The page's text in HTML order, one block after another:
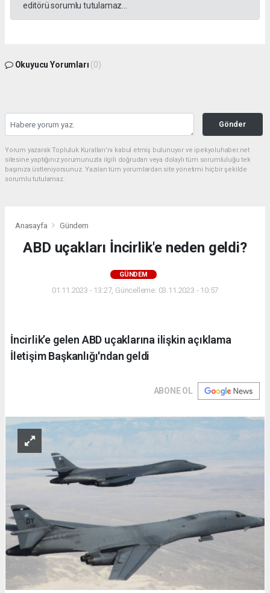
editörü sorumlu tutulamaz...
Okuyucu Yorumları (0)
Gönder
Yorum yazarak Topluluk Kuralları’nı kabul etmiş bulunuyor ve ipekyoluhaber.net
sitesine yaptığınız yorumunuzla ilgili doğrudan veya dolaylı tüm sorumluluğu tek
başınıza üstleniyorsunuz. Yazılan tüm yorumlardan site yönetimi hiçbir şekilde
sorumlu tutulamaz.
Anasayfa Gündem
ABD uçakları İncirlik'e neden geldi?
GÜNDEM
01.11.2023 - 13:27, Güncelleme: 03.11.2023 - 10:57
İncirlik’e gelen ABD uçaklarına ilişkin açıklama
İletişim Başkanlığı'ndan geldi
ABONE OL